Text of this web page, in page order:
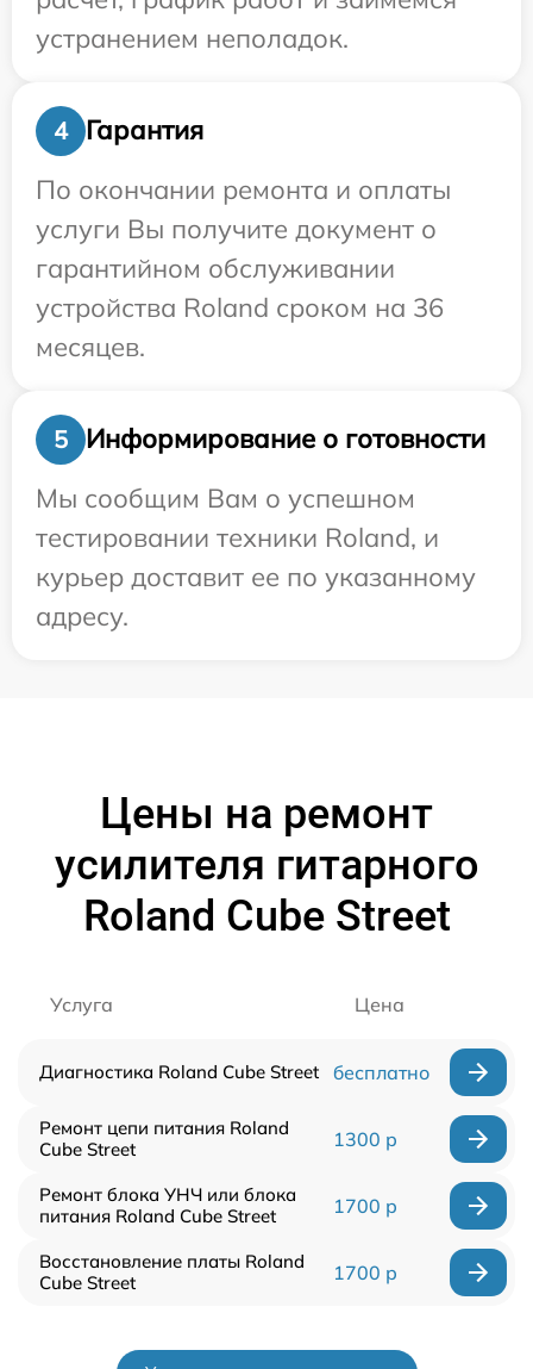
устранением неполадок.
4
Гарантия
По окончании ремонта и оплаты
услуги Вы получите документ о
гарантийном обслуживании
устройства Roland сроком на 36
месяцев.
5
Информирование о готовности
Мы сообщим Вам о успешном
тестировании техники Roland, и
курьер доставит ее по указанному
адресу.
Цены на ремонт
усилителя гитарного
Roland Cube Street
Услуга Цена
Диагностика Roland Cube Street бесплатно
Ремонт цепи питания Roland
Cube Street
1300 р
Ремонт блока УНЧ или блока
питания Roland Cube Street
1700 р
Восстановление платы Roland
Cube Street
1700 р